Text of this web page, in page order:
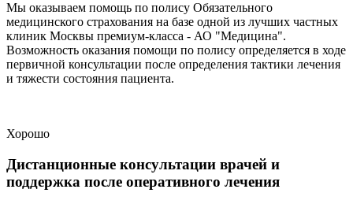
Мы оказываем помощь по полису Обязательного
медицинского страхования на базе одной из лучших частных
клиник Москвы премиум-класса - АО "Медицина".
Возможность оказания помощи по полису определяется в ходе
первичной консультации после определения тактики лечения
и тяжести состояния пациента.
Хорошо
Дистанционные консультации врачей и
поддержка после оперативного лечения